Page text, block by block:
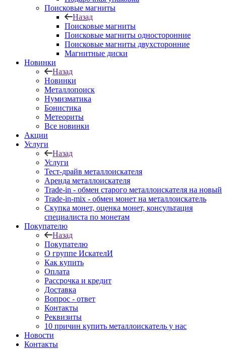
Поисковые магниты
Назад
Поисковые магниты
Поисковые магниты односторонние
Поисковые магниты двухсторонние
Магнитные диски
Новинки
Назад
Новинки
Металлопоиск
Нумизматика
Бонистика
Метеориты
Все новинки
Акции
Услуги
Назад
Услуги
Тест-драйв металлоискателя
Аренда металлоискателя
Trade-in - обмен старого металлоискателя на новый
Trade-in-mix - обмен монет на металлоискатель
Скупка монет, оценка монет, консультация
специалиста по монетам
Покупателю
Назад
Покупателю
О группе ИскателИ
Как купить
Оплата
Рассрочка и кредит
Доставка
Вопрос - ответ
Контакты
Реквизиты
10 причин купить металлоискатель у нас
Новости
Контакты